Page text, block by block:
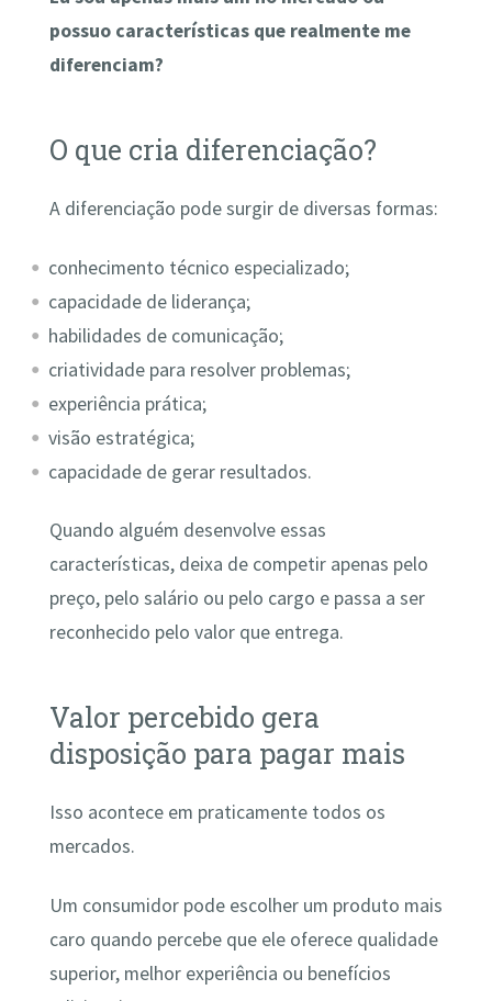
possuo características que realmente me
diferenciam?
O que cria diferenciação?
A diferenciação pode surgir de diversas formas:
conhecimento técnico especializado;
capacidade de liderança;
habilidades de comunicação;
criatividade para resolver problemas;
experiência prática;
visão estratégica;
capacidade de gerar resultados.
Quando alguém desenvolve essas
características, deixa de competir apenas pelo
preço, pelo salário ou pelo cargo e passa a ser
reconhecido pelo valor que entrega.
Valor percebido gera
disposição para pagar mais
Isso acontece em praticamente todos os
mercados.
Um consumidor pode escolher um produto mais
caro quando percebe que ele oferece qualidade
superior, melhor experiência ou benefícios